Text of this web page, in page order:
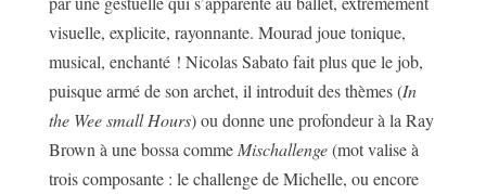
visuelle, explicite, rayonnante. Mourad joue tonique,
musical, enchanté ! Nicolas Sabato fait plus que le job,
puisque armé de son archet, il introduit des thèmes (In
the Wee small Hours) ou donne une profondeur à la Ray
Brown à une bossa comme Mischallenge(mot valise à
trois composante : le challenge de Michelle, ou encore